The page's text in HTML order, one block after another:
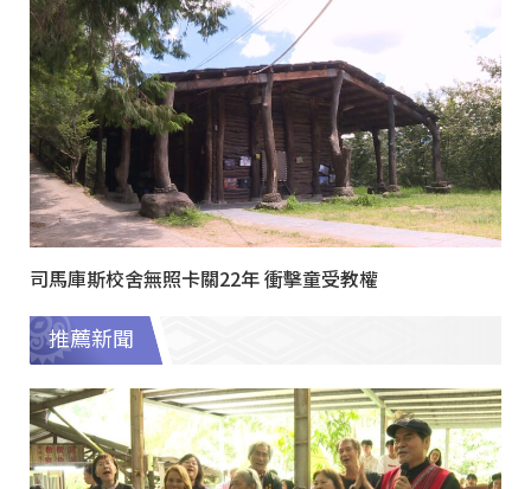
司馬庫斯校舍無照卡關22年 衝擊童受教權
推薦新聞